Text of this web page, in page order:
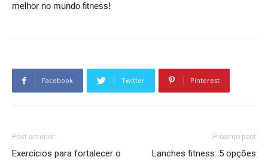
melhor no mundo fitness!
Facebook Twitter Pinterest
Post anterior
Exercícios para fortalecer o
Próximo post
Lanches fitness: 5 opções